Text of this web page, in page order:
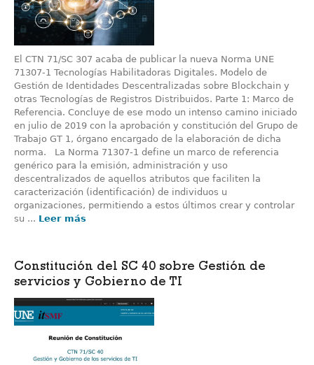
El CTN 71/SC 307 acaba de publicar la nueva Norma UNE
71307-1 Tecnologías Habilitadoras Digitales. Modelo de
Gestión de Identidades Descentralizadas sobre Blockchain y
otras Tecnologías de Registros Distribuidos. Parte 1: Marco de
Referencia. Concluye de ese modo un intenso camino iniciado
en julio de 2019 con la aprobación y constitución del Grupo de
Trabajo GT 1, órgano encargado de la elaboración de dicha
norma. La Norma 71307-1 define un marco de referencia
genérico para la emisión, administración y uso
descentralizados de aquellos atributos que faciliten la
caracterización (identificación) de individuos u
organizaciones, permitiendo a estos últimos crear y controlar
su ... Leer más
Constitución del SC 40 sobre Gestión de
servicios y Gobierno de TI